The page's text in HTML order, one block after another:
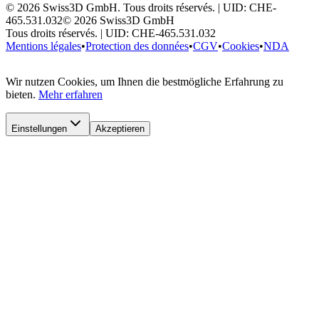
© 2026 Swiss3D GmbH. Tous droits réservés. | UID: CHE-
465.531.032© 2026 Swiss3D GmbH
Tous droits réservés. | UID: CHE-465.531.032
Mentions légales•Protection des données•CGV•Cookies•NDA
Wir nutzen Cookies, um Ihnen die bestmögliche Erfahrung zu
bieten. Mehr erfahren
Einstellungen Akzeptieren